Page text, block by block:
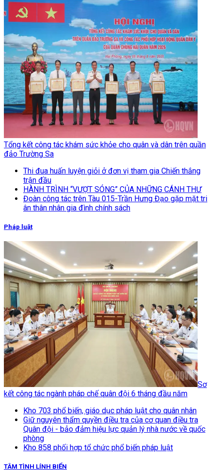
Tổng kết công tác khám sức khỏe cho quân và dân trên quần
đảo Trường Sa
Thi đua huấn luyện giỏi ở đơn vị tham gia Chiến thắng
trận đầu
HÀNH TRÌNH “VƯỢT SÓNG” CỦA NHỮNG CÁNH THƯ
Đoàn công tác trên Tàu 015-Trần Hưng Đạo gặp mặt tri
ân thân nhân gia đình chính sách
Pháp luật
Sơ
kết công tác ngành pháp chế quân đội 6 tháng đầu năm
Kho 703 phổ biến, giáo dục pháp luật cho quân nhân
Giữ nguyên thẩm quyền điều tra của cơ quan điều tra
Quân đội - bảo đảm hiệu lực quản lý nhà nước về quốc
phòng
Kho 858 phối hợp tổ chức phổ biến pháp luật
TÂM TÌNH LÍNH BIỂN